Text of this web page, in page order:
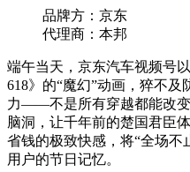
品牌方：京东
代理商：本邦
端午当天，京东汽车视频号
618》的“魔幻”动画，猝不
力——不是所有穿越都能改变
脑洞，让千年前的楚国君臣
省钱的极致快感，将“全场不
用户的节日记忆。